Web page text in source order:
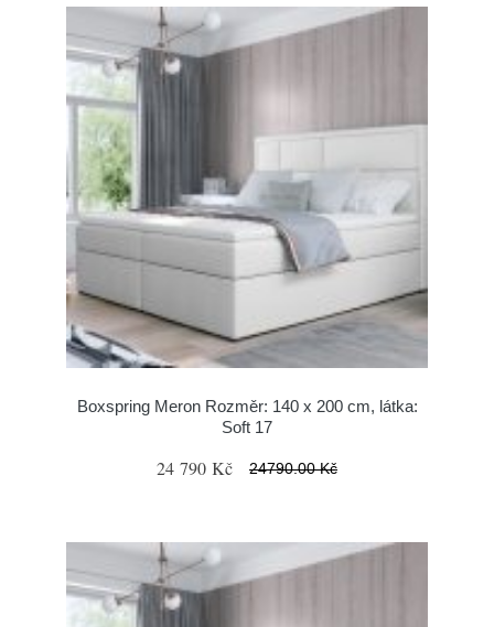
Boxspring Meron Rozměr: 140 x 200 cm, látka:
Soft 17
24 790 Kč 24790.00 Kč